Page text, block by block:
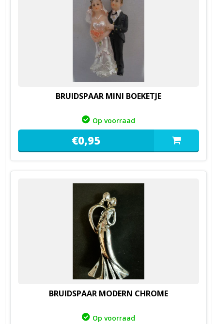
BRUIDSPAAR MINI BOEKETJE
Op voorraad
€0,95
BRUIDSPAAR MODERN CHROME
Op voorraad